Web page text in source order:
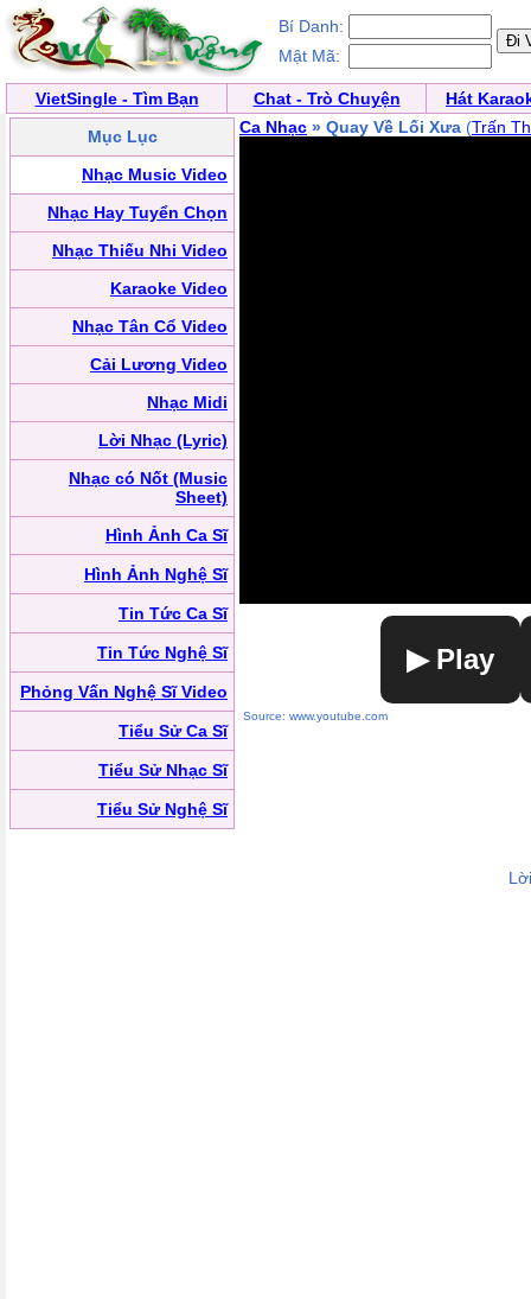
Bí Danh:
Mật Mã:
VietSingle - Tìm Bạn Chat - Trò Chuyện
Hát
Mục Lục
Nhạc Music Video
Nhạc Hay Tuyển Chọn
Nhạc Thiếu Nhi Video
Karaoke Video
Nhạc Tân Cổ Video
Cải Lương Video
Nhạc Midi
Lời Nhạc (Lyric)
Nhạc có Nốt (Music
Sheet)
Hình Ảnh Ca Sĩ
Hình Ảnh Nghệ Sĩ
Tin Tức Ca Sĩ
Tin Tức Nghệ Sĩ
Phỏng Vấn Nghệ Sĩ Video
Tiểu Sử Ca Sĩ
Tiểu Sử Nhạc Sĩ
Tiểu Sử Nghệ Sĩ
Ca Nhạc » Quay Về Lối Xưa (Trấn
▶ Play
Source: www.youtube.com